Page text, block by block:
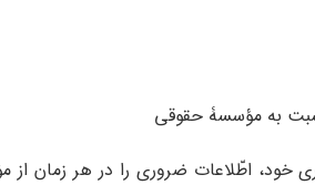
به مؤسسۀ حقوقی
اطّلاعات ضروری را در هر زمان